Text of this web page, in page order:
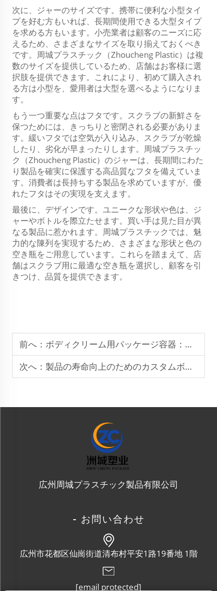
次に、ジャーのサイズです。携帯に便利な小型タイ
プを好む方もいれば、長期間使用できる大型タイプ
を求める方もいます。小売業者は顧客のニーズに応
えるため、さまざまなサイズを取り揃えておくべき
です。周城プラスチック（Zhoucheng Plastic）は複
数のサイズを提供しているため、店舗はお客様に選
択肢を提供できます。これにより、初めて購入され
る方は小型を、愛用者は大型を選べるようになりま
す。
もう一つ重要な点はフタです。スクラブの新鮮さを
保つためには、きっちりと密閉される必要がありま
す。緩いフタでは空気が入り込み、スクラブが乾燥
したり、劣化が早まったりします。周城プラスチッ
ク（Zhoucheng Plastic）のジャーは、長期間にわた
り製品を確実に保護する高品質なフタを備えていま
す。消費者は長持ちする製品を求めていますが、優
れたフタはその実現を支えます。
最後に、デザインです。ユニークな形状や色は、ジ
ャーやボトルを際立たせます。買い手は見た目が異
なる製品に惹かれます。周城プラスチックでは、魅
力的な陳列を実現するため、さまざまな形状と色の
空き瓶をご用意しています。これらを踏まえて、店
舗はスクラブ用に最適な空き瓶を選択し、顧客を引
きつけ、品質を提供できます。
前へ： ボディクリーム用パッケージ容器：陳列棚での訴求力を最大化
次へ： 製品の寿命向上のためのカスタムボディバター用ジャーオプティマイゼーション
広州周城プラスチック製品有限公司
- お問い合わせ
広州市花都区仙崗街道清布村平安1路19番地 1階
[email protected]